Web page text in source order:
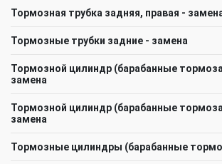
Тормозная трубка задняя, правая -
Тормозные трубки задние - замена
Тормозной цилиндр (барабанные
замена
Тормозной цилиндр (барабанные
замена
Тормозные цилиндры (барабанные